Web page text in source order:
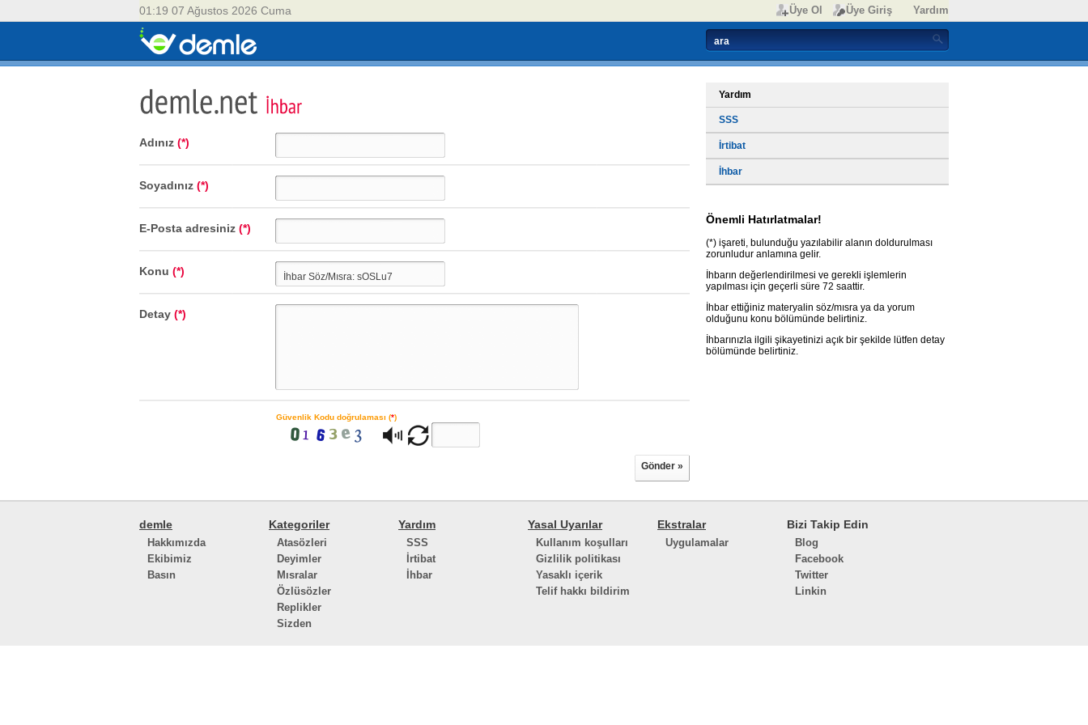
01:19 07 Ağustos 2026 Cuma Üye Ol Üye Giriş Yardım
Adınız (*)
Soyadınız (*)
E-Posta adresiniz (*)
Konu (*)
Detay (*)
Güvenlik Kodu doğrulaması (*)
Gönder »
Yardım
SSS
İrtibat
İhbar
Önemli Hatırlatmalar!
(*) işareti, bulunduğu yazılabilir alanın doldurulması
zorunludur anlamına gelir.
İhbarın değerlendirilmesi ve gerekli işlemlerin
yapılması için geçerli süre 72 saattir.
İhbar ettiğiniz materyalin söz/mısra ya da yorum
olduğunu konu bölümünde belirtiniz.
İhbarınızla ilgili şikayetinizi açık bir şekilde lütfen detay
bölümünde belirtiniz.
demle
Hakkımızda
Ekibimiz
Basın
Kategoriler
Atasözleri
Deyimler
Mısralar
Özlüsözler
Replikler
Sizden
Yardım
SSS
İrtibat
İhbar
Yasal Uyarılar
Kullanım koşulları
Gizlilik politikası
Yasaklı içerik
Telif hakkı bildirim
Ekstralar
Uygulamalar
Bizi Takip Edin
Blog
Facebook
Twitter
Linkin